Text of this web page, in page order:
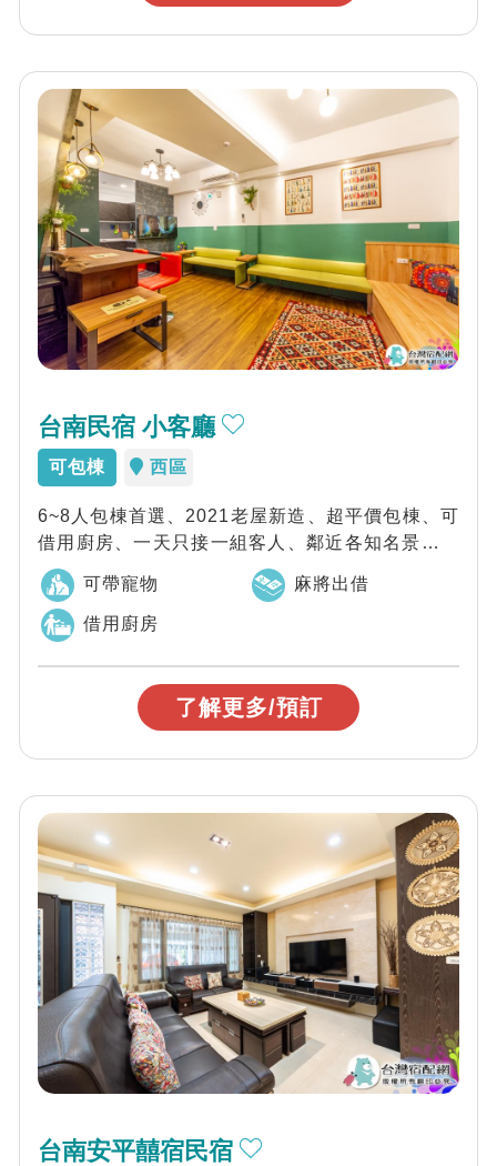
台南民宿 小客廳
可包棟 西區
6~8人包棟首選、2021老屋新造、超平價包棟、可
借用廚房、一天只接一組客人、鄰近各知名景點、
機能便利、美食夜市都方便，台南小客廳...
可帶寵物 麻將出借
借用廚房
了解更多/預訂
台南安平囍宿民宿